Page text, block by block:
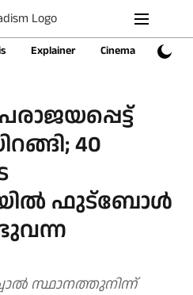
Explainer Cinema Sports
40
ഫുട്ബോൾ
സ്ഥാനത്തുനിന്ന്